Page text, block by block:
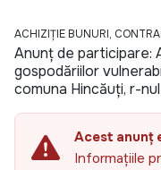
ACHIZIȚIE BUNURI,
Anunț de participare:
gospodăriilor
comuna Hincăuți, r-
Acest anunț
Informațiile